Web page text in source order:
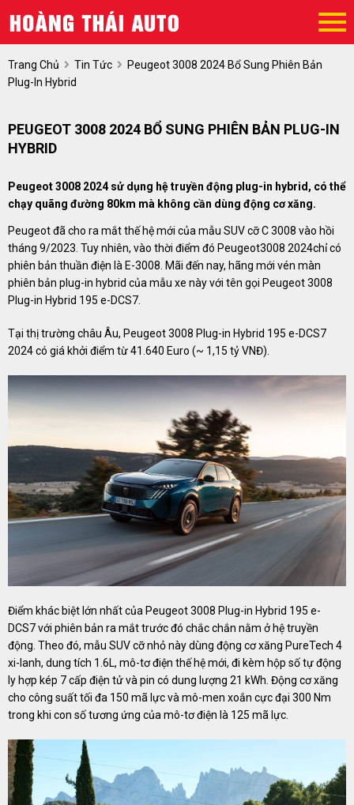
Trang Chủ Tin Tức
Peugeot 3008 2024 Bổ Sung Phiên Bản
Plug-In Hybrid
PEUGEOT 3008 2024 BỔ SUNG PHIÊN BẢN PLUG-IN
HYBRID
Peugeot 3008 2024 sử dụng hệ truyền động plug-in hybrid, có thể
chạy quãng đường 80km mà không cần dùng động cơ xăng.
Peugeot đã cho ra mắt thế hệ mới của mẫu SUV cỡ C 3008 vào hồi
tháng 9/2023. Tuy nhiên, vào thời điểm đó Peugeot3008 2024chỉ có
phiên bản thuần điện là E-3008. Mãi đến nay, hãng mới vén màn
phiên bản plug-in hybrid của mẫu xe này với tên gọi Peugeot 3008
Plug-in Hybrid 195 e-DCS7.
Tại thị trường châu Âu, Peugeot 3008 Plug-in Hybrid 195 e-DCS7
2024 có giá khởi điểm từ 41.640 Euro (~ 1,15 tỷ VNĐ).
Điểm khác biệt lớn nhất của Peugeot 3008 Plug-in Hybrid 195 e-
DCS7 với phiên bản ra mắt trước đó chắc chắn nằm ở hệ truyền
động. Theo đó, mẫu SUV cỡ nhỏ này dùng động cơ xăng PureTech 4
xi-lanh, dung tích 1.6L, mô-tơ điện thế hệ mới, đi kèm hộp số tự động
ly hợp kép 7 cấp điện tử và pin có dung lượng 21 kWh. Động cơ xăng
cho công suất tối đa 150 mã lực và mô-men xoắn cực đại 300 Nm
trong khi con số tương ứng của mô-tơ điện là 125 mã lực.